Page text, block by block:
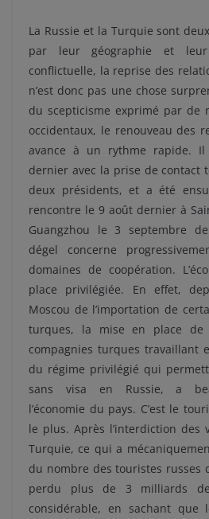
La Russie et la Turquie sont
par leur géographie et leur
conflictuelle, la reprise des
n’est donc pas une chose
du scepticisme exprimé par de
occidentaux, le renouveau des
avance à un rythme rapide.
dernier avec la prise de contact
deux présidents, et a été
rencontre le 9 août dernier à
Guangzhou le 3 septembre
dégel concerne
domaines de coopération.
place privilégiée. En effet,
Moscou de l’importation de
turques, la mise en place de
compagnies turques travaillant
du régime privilégié qui
sans visa en Russie, a
l’économie du pays. C’est le
le plus. Après l’interdiction des
Turquie, ce qui a
du nombre des touristes russes
perdu plus de 3 milliards
considérable, en sachant que